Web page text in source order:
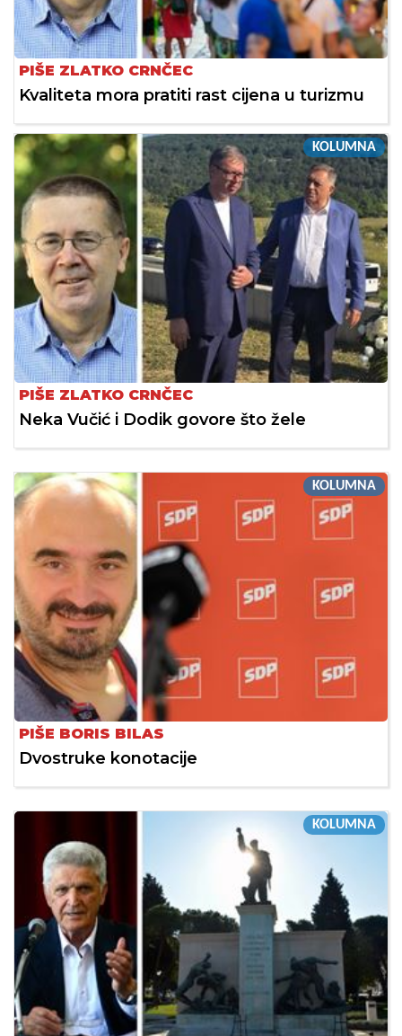
PIŠE ZLATKO CRNČEC
Kvaliteta mora pratiti rast cijena u turizmu
KOLUMNA
PIŠE ZLATKO CRNČEC
Neka Vučić i Dodik govore što žele
KOLUMNA
PIŠE BORIS BILAS
Dvostruke konotacije
KOLUMNA